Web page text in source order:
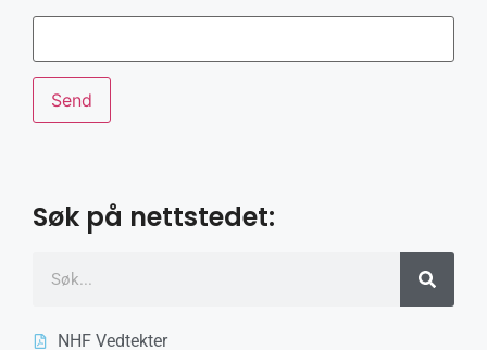
Søk på nettstedet:
NHF Vedtekter